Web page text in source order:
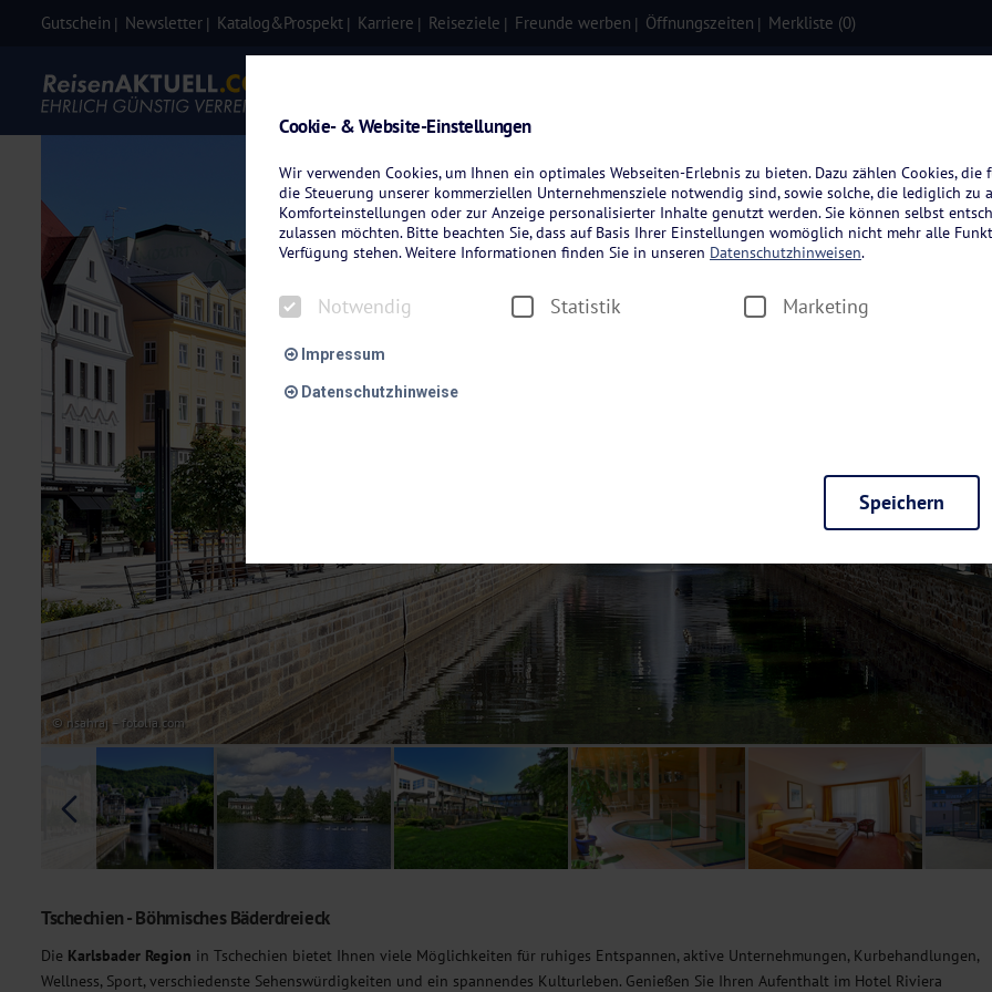
Gutschein Newsletter Katalog&Prospekt Karriere Reiseziele Freunde werben Öffnungszeiten Merkliste (0)
© nsahraj – fotolia.com
Tschechien - Böhmisches Bäderdreieck
Die Karlsbader Region in Tschechien bietet Ihnen viele Möglichkeiten für ruhiges Entspannen, aktive Unternehmungen, Kurbehandlungen,
Wellness, Sport, verschiedenste Sehenswürdigkeiten und ein spannendes Kulturleben. Genießen Sie Ihren Aufenthalt im Hotel Riviera
Cookie- & Website-Einstellungen
Wir verwenden Cookies, um Ihnen ein optimales Webseiten-Erlebnis zu bieten. Dazu zählen Cookies,
die Steuerung unserer kommerziellen Unternehmensziele notwendig sind, sowie solche, die lediglich zu
Komforteinstellungen oder zur Anzeige personalisierter Inhalte genutzt werden. Sie können selbst
zulassen möchten. Bitte beachten Sie, dass auf Basis Ihrer Einstellungen womöglich nicht mehr alle
Verfügung stehen. Weitere Informationen finden Sie in unseren Datenschutzhinweisen.
Notwendig Statistik Marketing
Impressum
Datenschutzhinweise
Diese Cookies sind für den Betrieb der Seite unbedingt notwendig und ermöglichen beispielsweise
möchten, um Ihnen unsere Dienste bei einem erneuten Besuch unserer Seite schneller zur Verfügung zu
Statistik
Um unser Angebot und unsere Webseite weiter zu verbessern, erfassen wir anonymisierte Daten für
dieser Cookies können wir beispielsweise die Besucherzahlen und den Effekt bestimmter Seiten unseres
unsere Inhalte optimieren. Wir nutzen hierfür Dienste von Google und Facebook. Durch diese Dienste
Übermittlung, der auf unsere Website erfassten Daten, kommen. Weitere Hinweise zu der Verarbeitung
Datenschutzhinweisen . Sie können Ihre Einwilligung jederzeit in den Cookie-Einstellungen
Marketing
Diese Cookies werden genutzt, um Ihnen personalisierte Inhalte, passend zu Ihren Interessen anzuzeigen.
Speichern